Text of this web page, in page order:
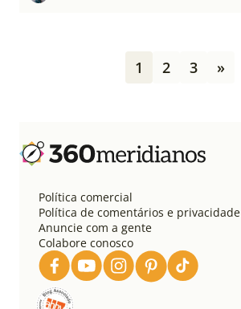
a
ç
1 2 3 »
Política comercial
Política de comentários e privacidade
Anuncie com a gente
Colabore conosco